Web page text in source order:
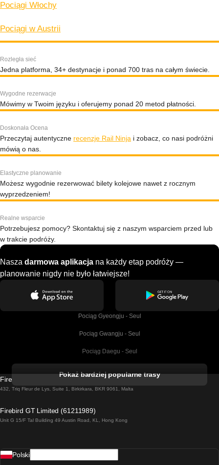
Pociągi Włochy
Pociągi w Austrii
Rozległa sieć
Jedna platforma, 34+ destynacje i ponad 700 tras na całym świecie.
Wygodne rezerwacje
Mówimy w Twoim języku i oferujemy ponad 20 metod płatności.
Doskonała Ocena
Przeczytaj autentyczne recenzje Rail Ninja i zobacz, co nasi podróżni
mówią o nas.
Elastyczne planowanie
Możesz wygodnie rezerwować bilety kolejowe nawet z rocznym
wyprzedzeniem!
Realne wsparcie
Potrzebujesz pomocy? Skontaktuj się z naszym wsparciem przed lub
w trakcie podróży.
Nasza darmowa aplikacja na każdy etap podróży —
planowanie nigdy nie było łatwiejsze!
Pociąg Gyeongju - Seul
Pociąg Gwangju - Seul
Pociąg Daegu - Seul
Pociąg Dublin - Galway
Pociąg Rzym - Neapol
Pokaż bardziej popularne trasy
Firebird GT Limited (OC 1451)
432, Triq Fleur de Lys, Suite 1, Birkirkara, BKR 9061, Malta
Firebird GT Limited (61211989)
Unit G 15/F Tal Building 49 Austin Road, KL, Hong Kong
Polski